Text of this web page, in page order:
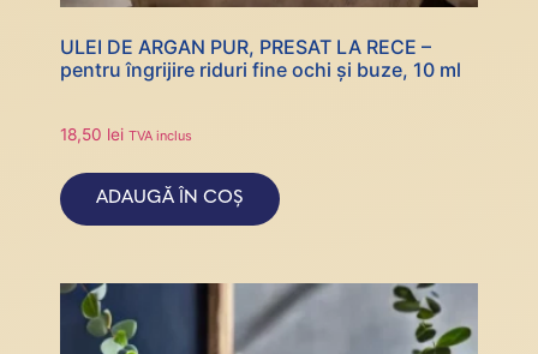
ULEI DE ARGAN PUR, PRESAT LA RECE –
pentru îngrijire riduri fine ochi și buze, 10 ml
18,50 lei TVA inclus
ADAUGĂ ÎN COȘ